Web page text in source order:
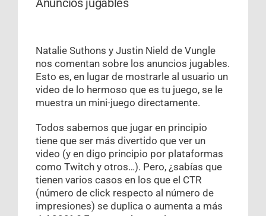
Anuncios jugables
Natalie Suthons y Justin Nield de Vungle
nos comentan sobre los anuncios jugables.
Esto es, en lugar de mostrarle al usuario un
video de lo hermoso que es tu juego, se le
muestra un mini-juego directamente.
Todos sabemos que jugar en principio
tiene que ser más divertido que ver un
video (y en digo principio por plataformas
como Twitch y otros…). Pero, ¿sabías que
tienen varios casos en los que el CTR
(número de click respecto al número de
impresiones) se duplica o aumenta a más